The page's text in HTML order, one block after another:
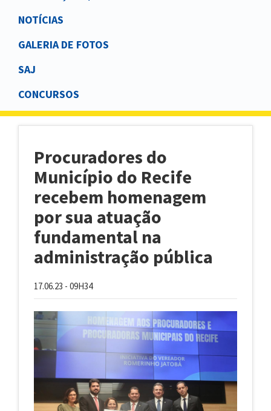
NOTÍCIAS
GALERIA DE FOTOS
SAJ
CONCURSOS
Procuradores do
Município do Recife
recebem homenagem
por sua atuação
fundamental na
administração pública
17.06.23 - 09H34